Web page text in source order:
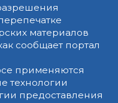
материалов
сообщает портал
применяются
технологии
предоставления